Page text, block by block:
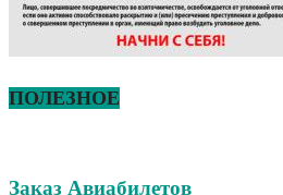
ПОЛЕЗНОЕ
Заказ Авиабилетов